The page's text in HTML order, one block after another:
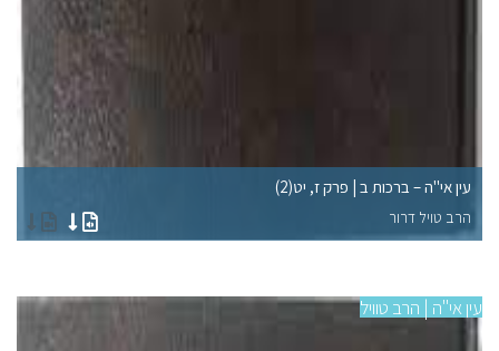
עין אי"ה – ברכות ב | פרק ז, יט(2)
הרב טויל דרור
עין אי"ה | הרב טוויל